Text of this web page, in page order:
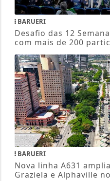
BARUERI
Desafio das 12
com mais de 200
BARUERI
Nova linha A631
Graziela e Alphaville